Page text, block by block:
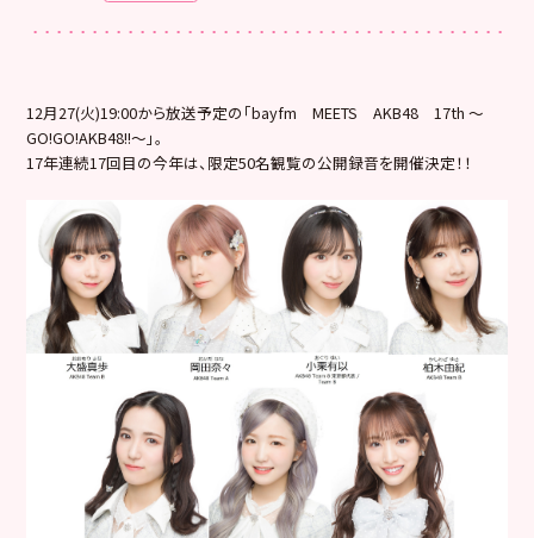
12月27(火)19:00から放送予定の「bayfm MEETS AKB48 17th ～
GO!GO!AKB48!!～」。
17年連続17回目の今年は、限定50名観覧の公開録音を開催決定！！